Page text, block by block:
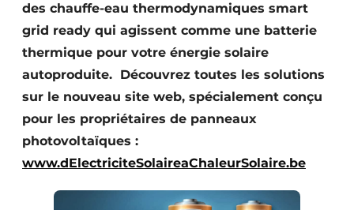
Infrastructures souterraines et égouttage
Protection solaire
Rénovation
Sécurité incendie
Software
Techniques ferroviaires
des chauffe-eau thermodynamiques smart
grid ready qui agissent comme une batterie
thermique pour votre énergie solaire
autoproduite. Découvrez toutes les solutions
sur le nouveau site web, spécialement conçu
pour les propriétaires de panneaux
photovoltaïques :
www.dElectriciteSolaireaChaleurSolaire.be